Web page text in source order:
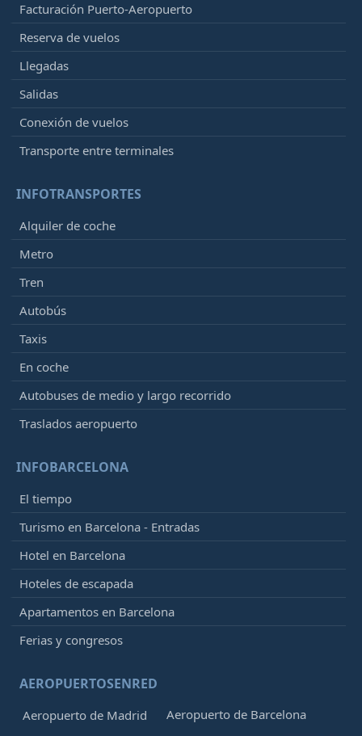
Facturación Puerto-Aeropuerto
Reserva de vuelos
Llegadas
Salidas
Conexión de vuelos
Transporte entre terminales
INFOTRANSPORTES
Alquiler de coche
Metro
Tren
Autobús
Taxis
En coche
Autobuses de medio y largo recorrido
Traslados aeropuerto
INFOBARCELONA
El tiempo
Turismo en Barcelona - Entradas
Hotel en Barcelona
Hoteles de escapada
Apartamentos en Barcelona
Ferias y congresos
AEROPUERTOSENRED
Aeropuerto de Madrid
Aeropuerto de Barcelona